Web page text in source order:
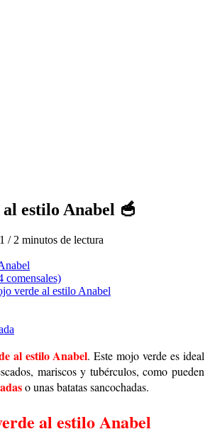
estilo Anabel 🥣
/ 2 minutos de lectura
comensales)
verde al estilo Anabel
al estilo Anabel. Este mojo verde es ideal
mariscos y tubérculos, como pueden
o unas batatas sancochadas.
al estilo Anabel